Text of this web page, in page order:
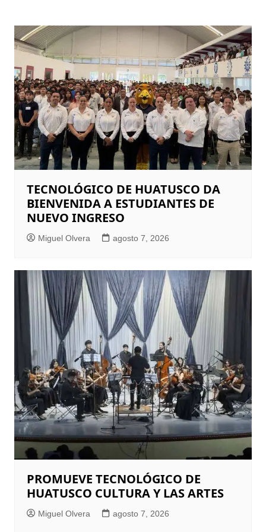
TECNOLÓGICO DE HUATUSCO DA
BIENVENIDA A ESTUDIANTES DE
NUEVO INGRESO
Miguel Olvera agosto 7, 2026
PROMUEVE TECNOLÓGICO DE
HUATUSCO CULTURA Y LAS ARTES
Miguel Olvera agosto 7, 2026